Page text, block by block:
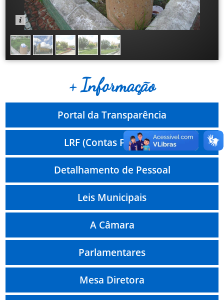
+ Informação
Portal da Transparência
LRF (Contas Públicas)
Detalhamento de Pessoal
Leis Municipais
A Câmara
Parlamentares
Mesa Diretora